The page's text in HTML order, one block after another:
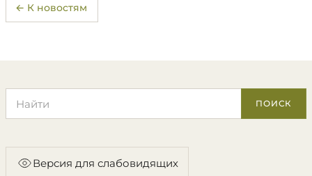
← К новостям
ПОИСК
Версия для слабовидящих